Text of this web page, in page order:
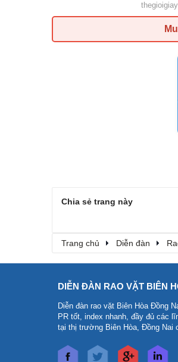
thegioigiay
Chia sẻ trang này
Trang chủ Diễn đàn
DIỄN ĐÀN RAO VẶT BIÊN
Diễn đàn rao vặt Biên Hòa Đồng
PR tốt, index nhanh, đầy đủ các
tại thị trường Biên Hòa, Đồng Nai